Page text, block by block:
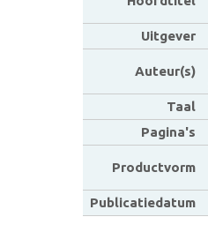
Uitgever
Auteur(s)
Taal
Pagina's
Productvorm
Publicatiedatum